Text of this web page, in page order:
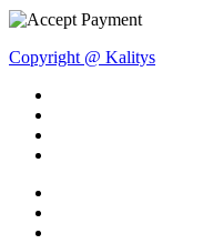
Copyright @ Kalitys